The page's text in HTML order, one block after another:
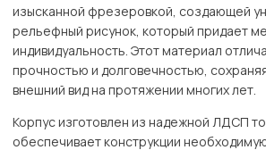
изысканной фрезеровкой, создающей
рельефный рисунок, который придает
индивидуальность. Этот материал
прочностью и долговечностью,
внешний вид на протяжении многих лет.
Корпус изготовлен из надежной ЛДСП
обеспечивает конструкции